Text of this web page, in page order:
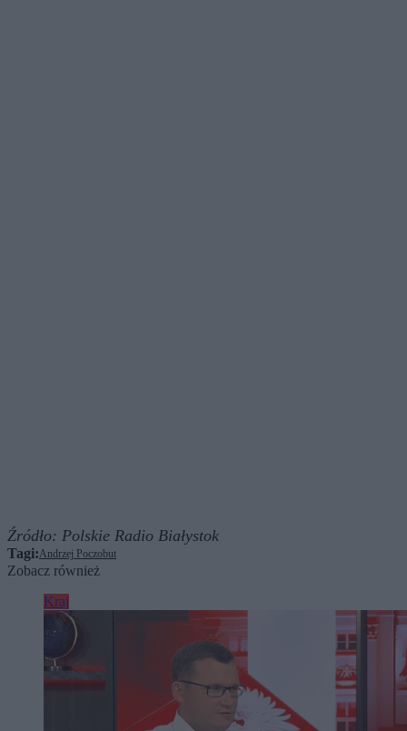
Źródło: Polskie Radio Białystok
Tagi:Andrzej Poczobut
Zobacz również
Kraj